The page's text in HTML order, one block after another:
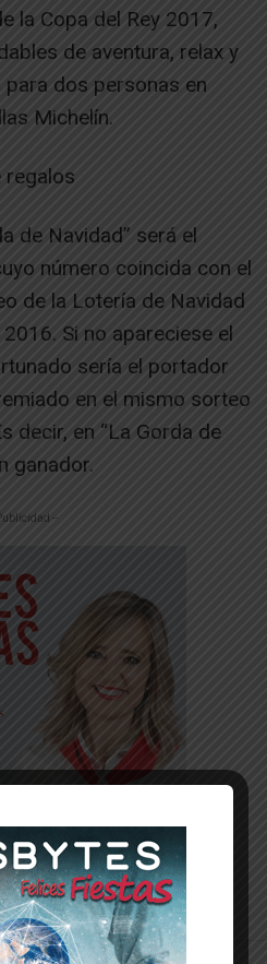
la Copa del Rey 2017,
de aventura, relax y
dos personas en
Michelín.
regalos
de Navidad” será el
número coincida con el
de la Lotería de Navidad
Si no apareciese el
sería el portador
en el mismo sorteo
decir, en “La Gorda de
ganador.
--